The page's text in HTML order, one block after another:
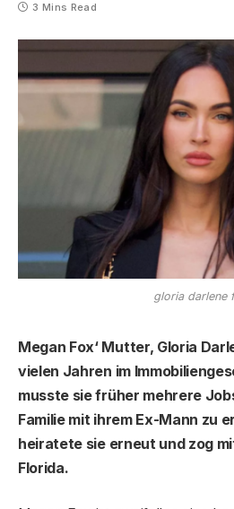
3 Mins Read
gloria darlene
Megan Fox‘ Mutter, Gloria
vielen Jahren im
musste sie früher mehrere
Familie mit ihrem Ex-Mann zu
heiratete sie erneut und zog
Florida.